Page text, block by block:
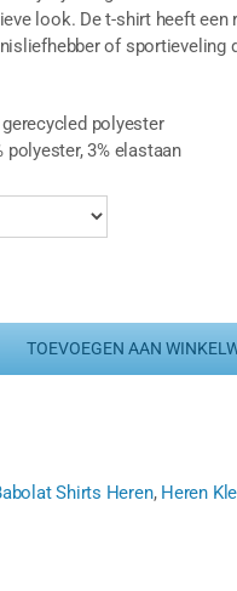
look. De t-shirt heeft
of
gerecycled polyester
polyester, 3% elastaan
TOEVOEGEN AAN
Shirts Heren, Heren